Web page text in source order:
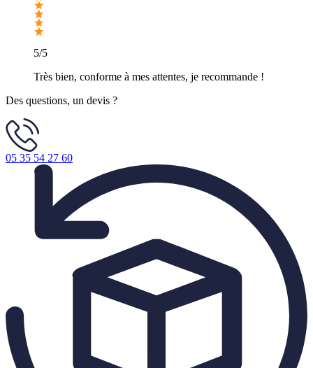
5/5
Très bien, conforme à mes attentes, je recommande !
Des questions, un devis ?
05 35 54 27 60